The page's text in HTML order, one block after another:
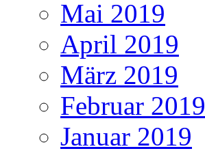
Mai 2019
April 2019
März 2019
Februar 2019
Januar 2019